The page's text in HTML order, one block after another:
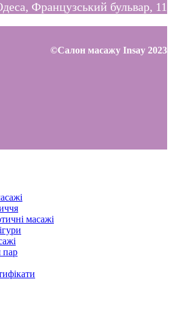
Французський бульвар, 11
©Салон масажу Insay 2023
масажі
пар